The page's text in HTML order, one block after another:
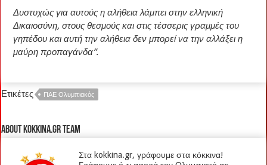
Δυστυχώς για αυτούς η αλήθεια λάμπει στην ελληνική
Δικαιοσύνη, στους θεσμούς και στις τέσσερις γραμμές του
γηπέδου και αυτή την αλήθεια δεν μπορεί να την αλλάξει η
μαύρη προπαγάνδα”.
Ετικέτες ΠΑΕ Ολυμπιακός
About kokkina.gr TEAM
Στα kokkina.gr, γράφουμε στα κόκκινα!